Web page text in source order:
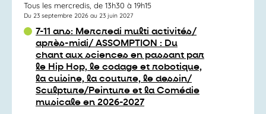
Tous les mercredis, de 13h30 à 19h15
Du 23 septembre 2026 au 23 juin 2027
7-11 ans: Mercredi multi activités/
après-midi/ ASSOMPTION : Du
chant aux sciences en passant par
le Hip Hop, le codage et robotique,
la cuisine, la couture, le dessin/
Sculpture/Peinture et la Comédie
musicale en 2026-2027